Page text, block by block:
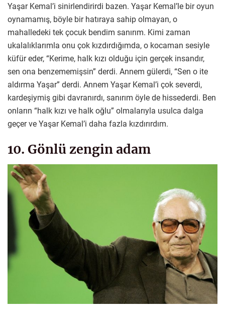
Yaşar Kemal’i sinirlendirirdi bazen. Yaşar Kemal’le bir oyun
oynamamış, böyle bir hatıraya sahip olmayan, o
mahalledeki tek çocuk bendim sanırım. Kimi zaman
ukalalıklarımla onu çok kızdırdığımda, o kocaman sesiyle
küfür eder, “Kerime, halk kızı olduğu için gerçek insandır,
sen ona benzememişsin” derdi. Annem gülerdi, “Sen o ite
aldırma Yaşar” derdi. Annem Yaşar Kemal’i çok severdi,
kardeşiymiş gibi davranırdı, sanırım öyle de hissederdi. Ben
onların “halk kızı ve halk oğlu” olmalarıyla usulca dalga
geçer ve Yaşar Kemal’i daha fazla kızdırırdım.
10. Gönlü zengin adam